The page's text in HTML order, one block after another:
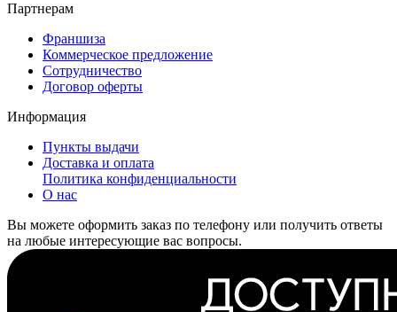
Партнерам
Франшиза
Коммерческое предложение
Сотрудничество
Договор оферты
Информация
Пункты выдачи
Доставка и оплата
Политика конфиденциальности
О нас
Вы можете оформить заказ по телефону или получить ответы
на любые интересующие вас вопросы.